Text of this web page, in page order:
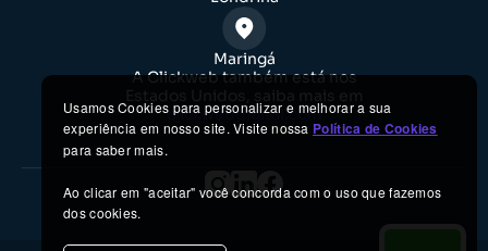
Maringá
A Clickweb também está nos
Estados Unidos, saiba mais em
clickwebdigital.com
Usamos Cookies para personalizar e melhorar a sua
experiência em nosso site. Visite nossa Política de Cookies
para saber mais.
Ao clicar em "aceitar" você concorda com o uso que fazemos
dos cookies.